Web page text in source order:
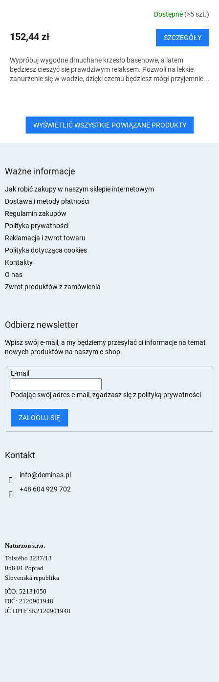
Dostępne (>5 szt.)
152,44 zł SZCZEGÓŁY
Wypróbuj wygodne dmuchane krzesło basenowe, a latem
będziesz cieszyć się prawdziwym relaksem. Pozwoli na lekkie
zanurzenie się w wodzie, dzięki czemu będziesz mógł przyjemnie...
WYŚWIETLIĆ WSZYSTKIE POWIĄZANE PRODUKTY
Ważne informacje
Jak robić zakupy w naszym sklepie internetowym
Dostawa i metody płatności
Regulamin zakupów
Polityka prywatności
Reklamacja i zwrot towaru
Polityka dotycząca cookies
Kontakty
O nas
Zwrot produktów z zamówienia
Odbierz newsletter
Wpisz swój e-mail, a my będziemy przesyłać ci informacje na temat
nowych produktów na naszym e-shop.
E-mail
Podając swój adres e-mail, zgadzasz się z polityką prywatności
ZALOGUJ SIĘ
Kontakt
info@deminas.pl
+48 604 929 702
Naturzon s.r.o.
Tolstého 3237/13
058 01 Poprad
Slovenská republika
IČO: 52131050
DIČ: 2120901948
IČ DPH: SK2120901948